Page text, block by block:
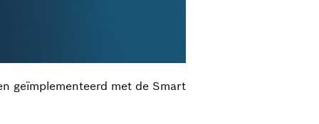
geïmplementeerd met de Smart